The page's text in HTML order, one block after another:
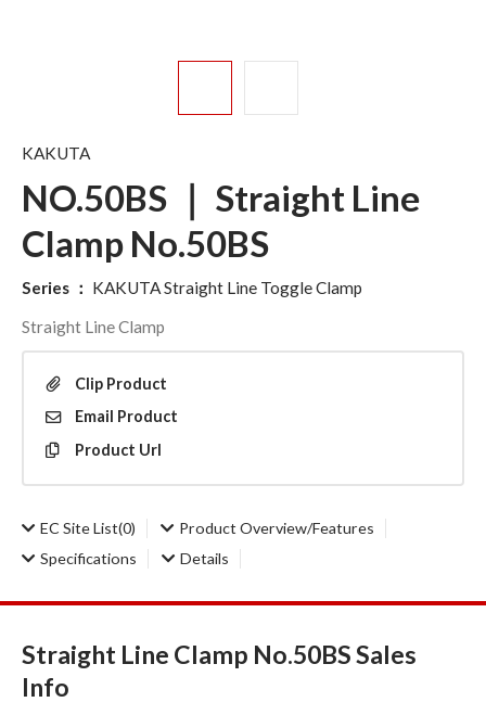
KAKUTA
NO.50BS ｜ Straight Line
Clamp No.50BS
Series ： KAKUTA Straight Line Toggle Clamp
Straight Line Clamp
Clip Product
Email Product
Product Url
EC Site List(0)
Product Overview/Features
Specifications
Details
Straight Line Clamp No.50BS Sales
Info